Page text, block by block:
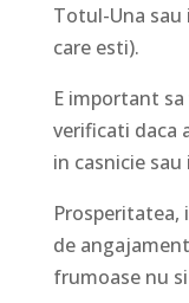
Totul-Una sau
care esti).
E important sa
verificati daca
in casnicie sau
Prosperitatea,
de
frumoase nu